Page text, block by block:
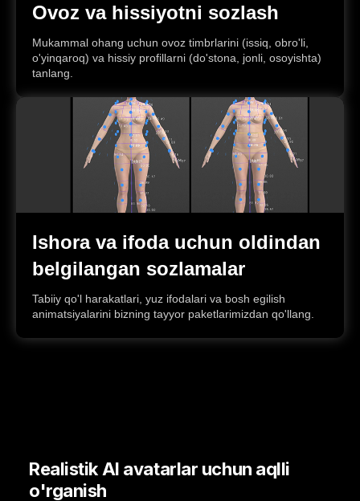
Ovoz va hissiyotni sozlash
Mukammal ohang uchun ovoz timbrlarini (issiq, obro'li,
o'yinqaroq) va hissiy profillarni (do'stona, jonli, osoyishta)
tanlang.
Ishora va ifoda uchun oldindan
belgilangan sozlamalar
Tabiiy qo'l harakatlari, yuz ifodalari va bosh egilish
animatsiyalarini bizning tayyor paketlarimizdan qo'llang.
Realistik AI avatarlar uchun aqlli
o'rganish